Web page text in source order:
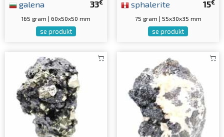
33€
galena
165 gram | 60x50x50 mm
se produkt
15€
sphalerite
75 gram | 55x30x35 mm
se produkt